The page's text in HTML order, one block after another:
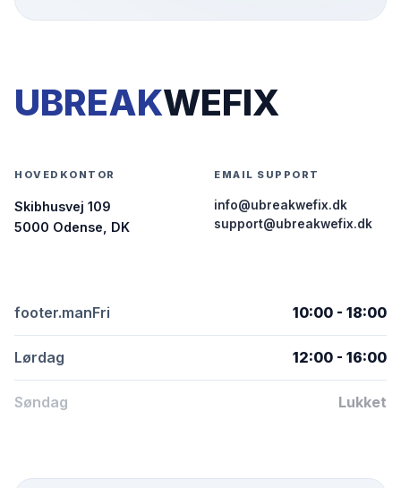
UBREAKWEFIX
HOVEDKONTOR
Skibhusvej 109
5000 Odense, DK
EMAIL SUPPORT
info@ubreakwefix.dk
support@ubreakwefix.dk
footer.manFri 10:00 - 18:00
Lørdag 12:00 - 16:00
Søndag Lukket